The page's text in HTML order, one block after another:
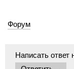
Форум
Написать